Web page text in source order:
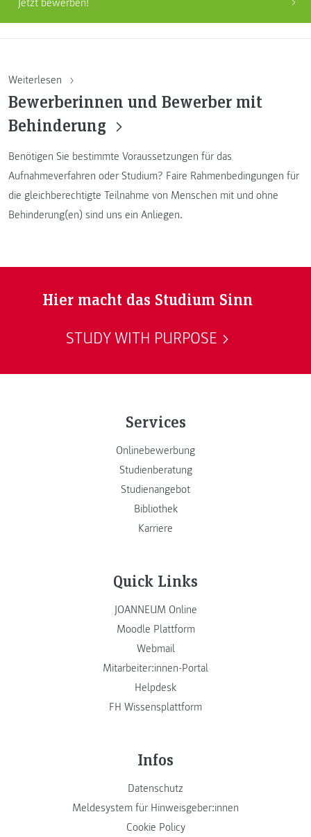
Weiterlesen
Bewerberinnen und Bewerber mit
Behinderung
Benötigen Sie bestimmte Voraussetzungen für das
Aufnahmeverfahren oder Studium? Faire Rahmenbedingungen für
die gleichberechtigte Teilnahme von Menschen mit und ohne
Behinderung(en) sind uns ein Anliegen.
Hier macht das Studium Sinn
STUDY WITH PURPOSE
Services
Onlinebewerbung
Studienberatung
Studienangebot
Bibliothek
Karriere
Quick Links
JOANNEUM Online
Moodle Plattform
Webmail
Mitarbeiter:innen-Portal
Helpdesk
FH Wissensplattform
Infos
Datenschutz
Meldesystem für Hinweisgeber:innen
Cookie Policy